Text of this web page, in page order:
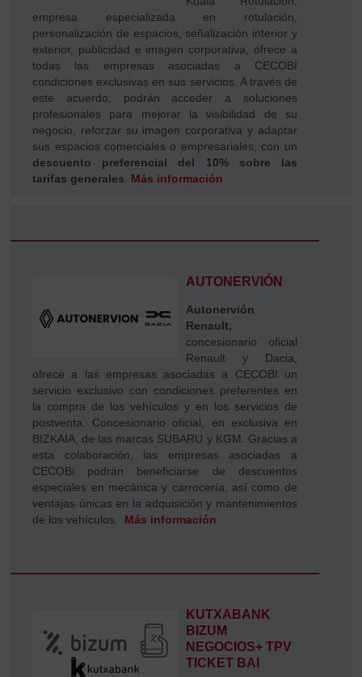
empresa especializada en rotulación,
personalización de espacios, señalización interior y
exterior, publicidad e imagen corporativa, ofrece a
todas las empresas asociadas a CECOBI
condiciones exclusivas en sus servicios. A través de
este acuerdo, podrán acceder a soluciones
profesionales para mejorar la visibilidad de su
negocio, reforzar su imagen corporativa y adaptar
sus espacios comerciales o empresariales, con un
descuento preferencial del 10% sobre las
tarifas generales
Más información
AUTONERVIÓN
Autonervión
Renault,
concesionario oficial
Renault y Dacia,
ofrece a las empresas asociadas a CECOBI un
servicio exclusivo con condiciones preferentes en
la compra de los vehículos y en los servicios de
postventa. Concesionario oficial, en exclusiva en
BIZKAIA, de las marcas SUBARU y KGM. Gracias a
esta colaboración, las empresas asociadas a
CECOBi podrán beneficiarse de descuentos
especiales en mecánica y carrocería, así como de
ventajas únicas en la adquisición y mantenimientos
de los vehículos.
Más información
KUTXABANK
BIZUM
NEGOCIOS+ TPV
TICKET BAI